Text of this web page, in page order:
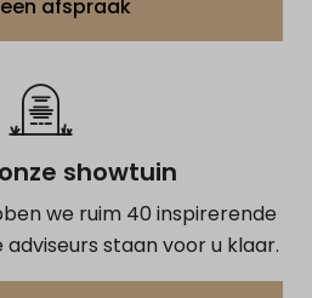
afspraak
showtuin
we ruim 40 inspirerende
staan voor u klaar.